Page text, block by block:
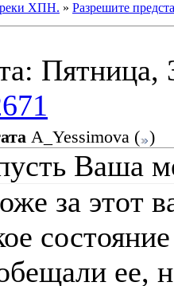
ХПН. » Разрешите
Пятница,
A_Yessimova ( )
Ваша
за этот
ее,